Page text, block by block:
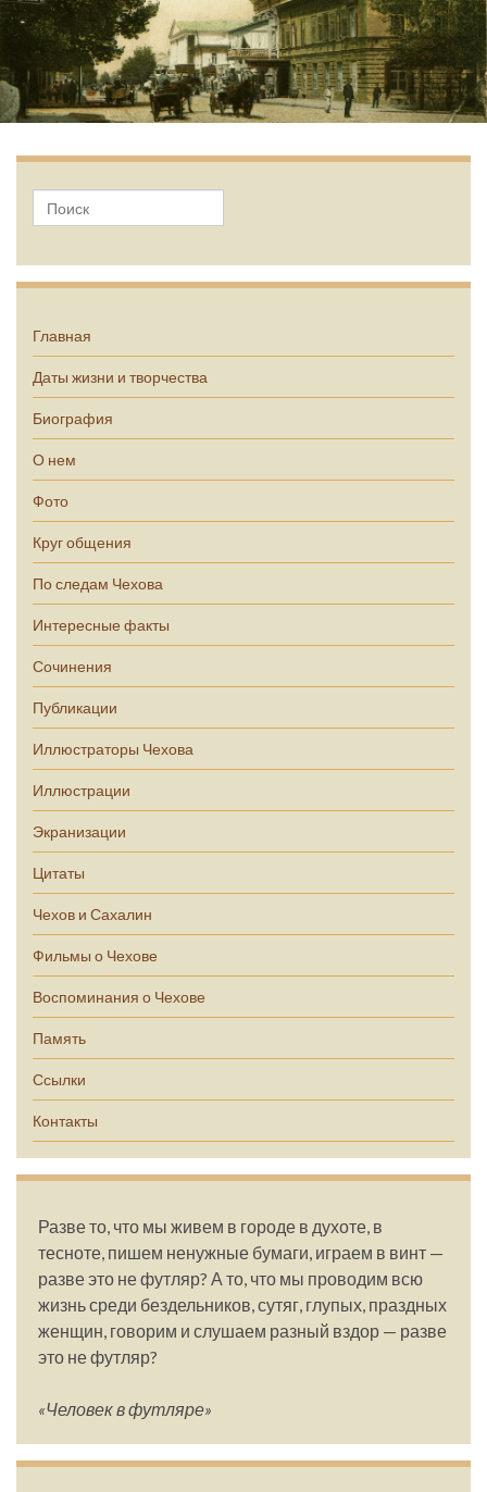
Главная
Даты жизни и творчества
Биография
О нем
Фото
Круг общения
По следам Чехова
Интересные факты
Сочинения
Публикации
Иллюстраторы Чехова
Иллюстрации
Экранизации
Цитаты
Чехов и Сахалин
Фильмы о Чехове
Воспоминания о Чехове
Память
Ссылки
Контакты
Разве то, что мы живем в городе в духоте, в
тесноте, пишем ненужные бумаги, играем в винт —
разве это не футляр? А то, что мы проводим всю
жизнь среди бездельников, сутяг, глупых, праздных
женщин, говорим и слушаем разный вздор — разве
это не футляр?
«Человек в футляре»